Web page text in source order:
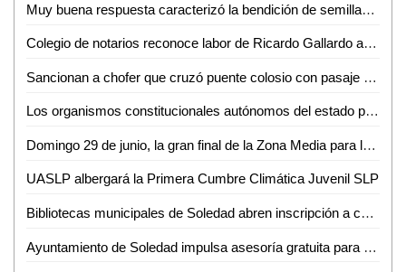
Muy buena respuesta caracterizó la bendición de semillas en La Pila de Ciudad Valles: José Santos Martínez
Colegio de notarios reconoce labor de Ricardo Gallardo a favor del estado
Sancionan a chofer que cruzó puente colosio con pasaje pese a inundación
Los organismos constitucionales autónomos del estado podrán presentar iniciativas ante el congreso del estado
Domingo 29 de junio, la gran final de la Zona Media para la Embajadora FENAPO 2025
UASLP albergará la Primera Cumbre Climática Juvenil SLP
Bibliotecas municipales de Soledad abren inscripción a campamentos infantiles de verano
Ayuntamiento de Soledad impulsa asesoría gratuita para preservar patrimonio histórico